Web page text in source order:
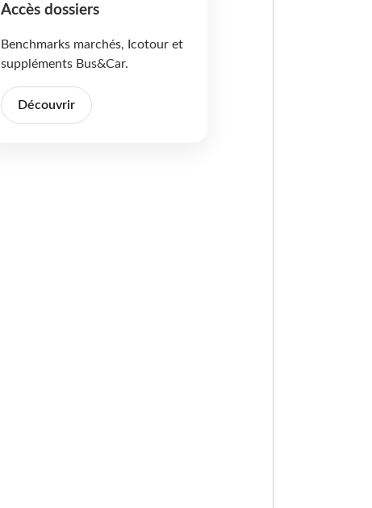
Accès dossiers
Benchmarks marchés, Icotour et
suppléments Bus&Car.
Découvrir